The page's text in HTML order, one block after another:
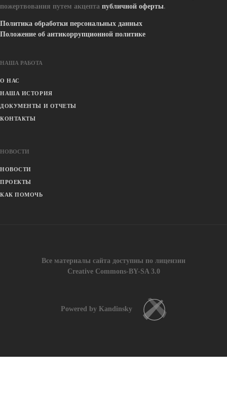
НАША РАБОТА
О НАС
НАША ИСТОРИЯ
ДОКУМЕНТЫ И ОТЧЕТЫ
КОНТАКТЫ
НОВОСТИ
НОВОСТИ
ПРОЕКТЫ
КАК ПОМОЧЬ
пожертвования путем акцепта публичной оферты.
Политика обработки персональных данных
Положение об антикоррупционной политике
Все материалы сайта доступны по лицензии
Creative Commons-BY-SA 3.0
Powered by Kandinsky